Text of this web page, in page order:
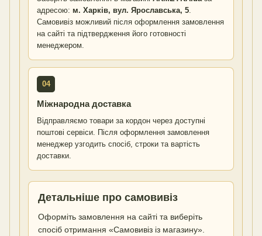
адресою: м. Харків, вул. Ярославська, 5
Самовивіз можливий після оформлення замовлення
на сайті та підтвердження його готовності
менеджером.
04
Міжнародна доставка
Відправляємо товари за кордон через доступні
поштові сервіси. Після оформлення замовлення
менеджер узгодить спосіб, строки та вартість
доставки.
Детальніше про самовивіз
Оформіть замовлення на сайті та виберіть
спосіб отримання «Самовивіз із магазину».